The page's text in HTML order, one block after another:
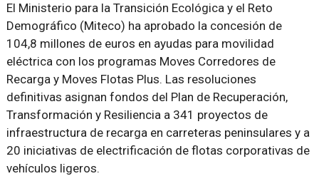
El Ministerio para la Transición Ecológica y el Reto
Demográfico (Miteco) ha aprobado la concesión de
104,8 millones de euros en ayudas para movilidad
eléctrica con los programas Moves Corredores de
Recarga y Moves Flotas Plus. Las resoluciones
definitivas asignan fondos del Plan de Recuperación,
Transformación y Resiliencia a 341 proyectos de
infraestructura de recarga en carreteras peninsulares y a
20 iniciativas de electrificación de flotas corporativas de
vehículos ligeros.